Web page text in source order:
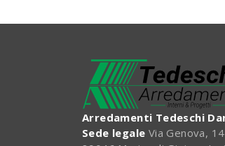
Arredamenti Tedeschi
Sede legale Via Genova, 14